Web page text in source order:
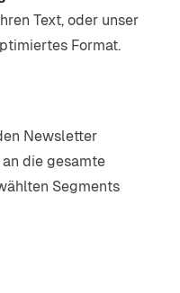
Text, oder unser
Format.
Newsletter
die gesamte
Segments